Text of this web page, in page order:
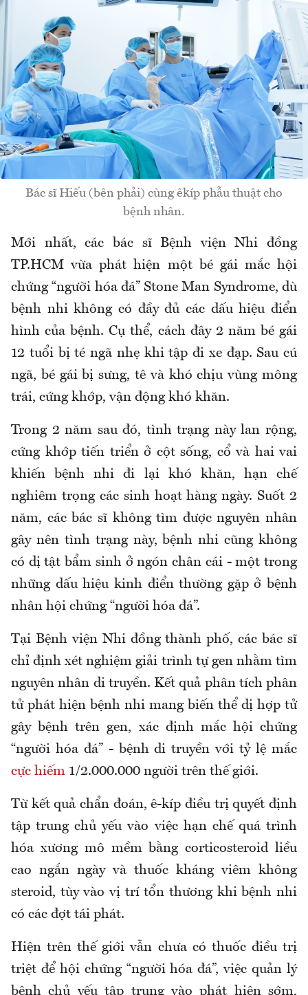
Bác sĩ Hiếu (bên phải) cùng êkíp phẫu thuật cho
bệnh nhân.
Mới nhất, các bác sĩ Bệnh viện Nhi đồng
TP.HCM vừa phát hiện một bé gái mắc hội
chứng “người hóa đá” Stone Man Syndrome, dù
bệnh nhi không có đầy đủ các dấu hiệu điển
hình của bệnh. Cụ thể, cách đây 2 năm bé gái
12 tuổi bị té ngã nhẹ khi tập đi xe đạp. Sau cú
ngã, bé gái bị sưng, tê và khó chịu vùng mông
trái, cứng khớp, vận động khó khăn.
Trong 2 năm sau đó, tình trạng này lan rộng,
cứng khớp tiến triển ở cột sống, cổ và hai vai
khiến bệnh nhi đi lại khó khăn, hạn chế
nghiêm trọng các sinh hoạt hàng ngày. Suốt 2
năm, các bác sĩ không tìm được nguyên nhân
gây nên tình trạng này, bệnh nhi cũng không
có dị tật bẩm sinh ở ngón chân cái - một trong
những dấu hiệu kinh điển thường gặp ở bệnh
nhân hội chứng “người hóa đá”.
Tại Bệnh viện Nhi đồng thành phố, các bác sĩ
chỉ định xét nghiệm giải trình tự gen nhằm tìm
nguyên nhân di truyền. Kết quả phân tích phân
tử phát hiện bệnh nhi mang biến thể dị hợp tử
gây bệnh trên gen, xác định mắc hội chứng
“người hóa đá” - bệnh di truyền với tỷ lệ mắc
cực hiếm 1/2.000.000 người trên thế giới.
Từ kết quả chẩn đoán, ê-kíp điều trị quyết định
tập trung chủ yếu vào việc hạn chế quá trình
hóa xương mô mềm bằng corticosteroid liều
cao ngắn ngày và thuốc kháng viêm không
steroid, tùy vào vị trí tổn thương khi bệnh nhi
có các đợt tái phát.
Hiện trên thế giới vẫn chưa có thuốc điều trị
triệt để hội chứng “người hóa đá”, việc quản lý
bệnh chủ yếu tập trung vào phát hiện sớm,